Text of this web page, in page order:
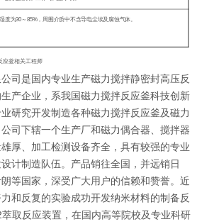
度为30 ～85%，周围介质中不含导电尘埃及腐蚀气体。
应釜相关工程师
司是国内专业生产磁力搅拌静密封高压反
产企业，系我国磁力搅拌反应釜科技创新
研究开发制造各种磁力搅拌反应釜及磁力
司下辖一个生产厂和磁力偶合器、搅拌器
厚、加工检测设备齐全，具有较强的专业
计制造队伍。产品销往全国，并远销日
等国家，深受广大用户的信赖和赞誉。近
和反复的实验成功开发纳米材料的制备反
取反应装置，在国内高等院校及专业科研